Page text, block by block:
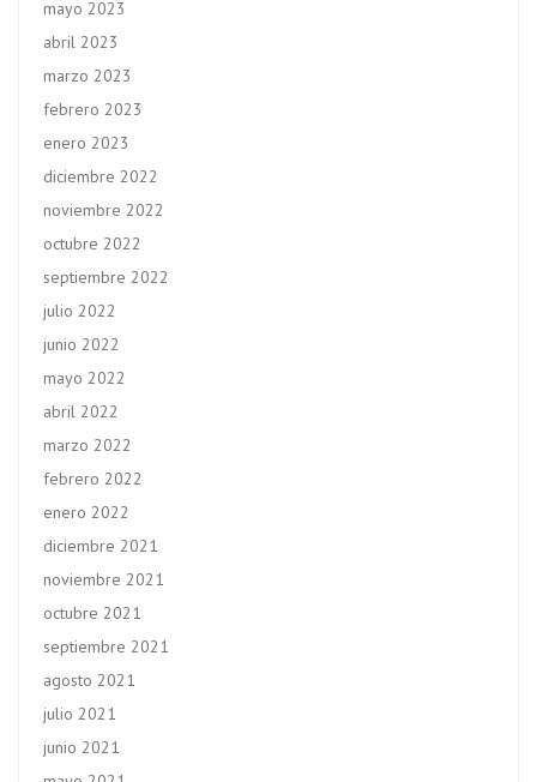
mayo 2023
abril 2023
marzo 2023
febrero 2023
enero 2023
diciembre 2022
noviembre 2022
octubre 2022
septiembre 2022
julio 2022
junio 2022
mayo 2022
abril 2022
marzo 2022
febrero 2022
enero 2022
diciembre 2021
noviembre 2021
octubre 2021
septiembre 2021
agosto 2021
julio 2021
junio 2021